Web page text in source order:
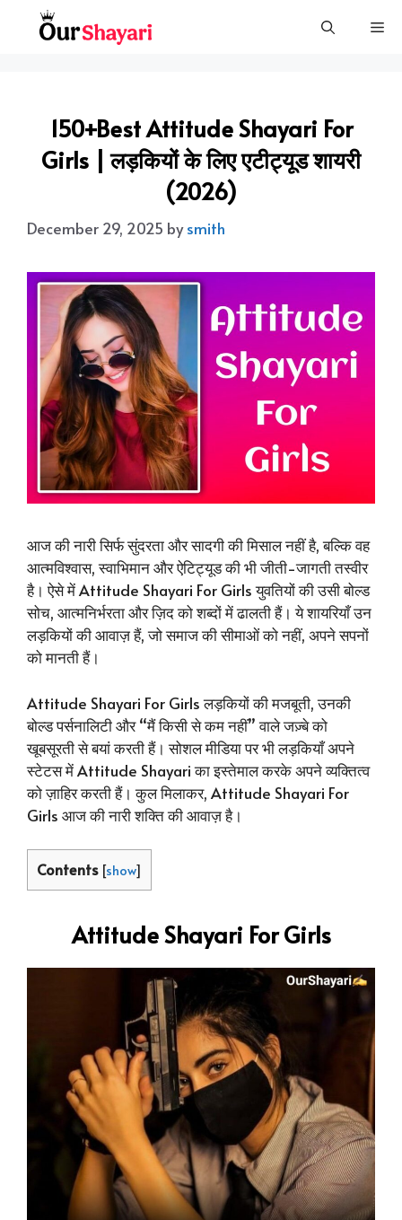
150+Best Attitude Shayari For
Girls | लड़कियों के लिए एटीट्यूड शायरी
(2026)
December 29, 2025 bysmith
आज की नारी सिर्फ सुंदरता और सादगी की मिसाल नहीं है, बल्कि वह
आत्मविश्वास, स्वाभिमान और ऐटिट्यूड की भी जीती-जागती तस्वीर
है। ऐसे में Attitude Shayari For Girls युवतियों की उसी बोल्ड
सोच, आत्मनिर्भरता और ज़िद को शब्दों में ढालती हैं। ये शायरियाँ उन
लड़कियों की आवाज़ हैं, जो समाज की सीमाओं को नहीं, अपने सपनों
को मानती हैं।
Attitude Shayari For Girls लड़कियों की मजबूती, उनकी
बोल्ड पर्सनालिटी और “मैं किसी से कम नहीं” वाले जज़्बे को
खूबसूरती से बयां करती हैं। सोशल मीडिया पर भी लड़कियाँ अपने
स्टेटस में Attitude Shayari का इस्तेमाल करके अपने व्यक्तित्व
को ज़ाहिर करती हैं। कुल मिलाकर, Attitude Shayari For
Girls आज की नारी शक्ति की आवाज़ है।
Contents [show]
Attitude Shayari For Girls